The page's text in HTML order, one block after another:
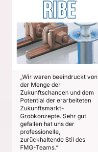
„Wir waren beeindruckt von
der Menge der
Zukunftschancen und dem
Potential der erarbeiteten
Zukunftsmarkt-
Grobkonzepte. Sehr gut
gefallen hat uns der
professionelle,
zurückhaltende Stil des
FMG-Teams.“
RICHARD BERGNER
HOLDING
Frank A. Bergner
ZIELE
Langfristige
Wachstumsrichtungen
bestimmen und
synergetische
Zukunftsmärkte
identifizieren
Wie könnte die
langfristige
Wachstums-
Entwicklung aussehen?